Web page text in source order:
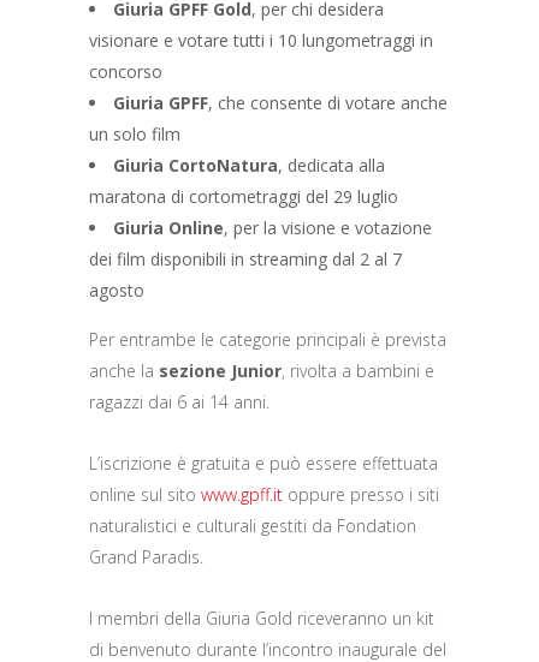
Giuria GPFF Gold, per chi desidera
visionare e votare tutti i 10 lungometraggi in
concorso
Giuria GPFF, che consente di votare anche
un solo film
Giuria CortoNatura, dedicata alla
maratona di cortometraggi del 29 luglio
Giuria Online, per la visione e votazione
dei film disponibili in streaming dal 2 al 7
agosto
Per entrambe le categorie principali è prevista
anche la sezione Junior, rivolta a bambini e
ragazzi dai 6 ai 14 anni.
L’iscrizione è gratuita e può essere effettuata
online sul sito www.gpff.it oppure presso i siti
naturalistici e culturali gestiti da Fondation
Grand Paradis.
I membri della Giuria Gold riceveranno un kit
di benvenuto durante l’incontro inaugurale del